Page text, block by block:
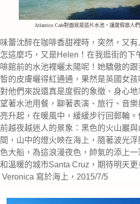
Atlantico Cafe對面就是這片水池，讓度假旅人
味蕾沈醉在咖啡香甜裡時，突然，又有
怎這麼巧，又是Helen！在我逛街的下
啡館前的水池裡曬太陽呢！她驕傲的
皙的皮膚曬得紅通通，果然是英國女
對他們來說還真是度假的象徵、身心
望著水池用餐，聊著表演、旅行、音樂
亮升起，在暖風中，緩緩步行回郵輪
前越夜越迷人的景象：黑色的火山巖與
間，山中的燈火映在海上，隨著波光
色大船，為這浪漫夜色，帥氣的添上
和溫暖的城市Santa Cruz，期待明天
Veronica 寫於海上，2015/7/5